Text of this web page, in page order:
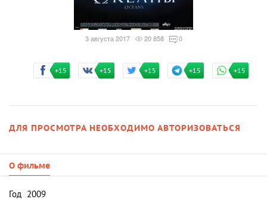
3 августа 2017 20 858 0
+15 +15 +15 +15 +15
ДЛЯ ПРОСМОТРА НЕОБХОДИМО АВТОРИЗОВАТЬСЯ
О фильме
Год 2009